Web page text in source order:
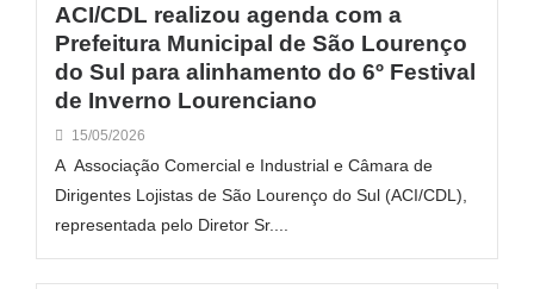
ACI/CDL realizou agenda com a
Prefeitura Municipal de São Lourenço
do Sul para alinhamento do 6º Festival
de Inverno Lourenciano
15/05/2026
A Associação Comercial e Industrial e Câmara de
Dirigentes Lojistas de São Lourenço do Sul (ACI/CDL),
representada pelo Diretor Sr....